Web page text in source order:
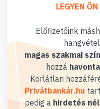
LEGYEN
Előfizetőink
magas szakmai
hozzá
Korlátlan
Privátbankár.hu
pedig a hirdetés